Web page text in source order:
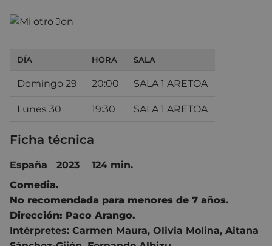
DÍA HORA SALA
Domingo 29 20:00 SALA 1 ARETOA
Lunes 30 19:30 SALA 1 ARETOA
Ficha técnica
España 2023 124 min.
Comedia.
No recomendada para menores de 7 años.
Dirección: Paco Arango.
Intérpretes: Carmen Maura, Olivia Molina, Aitana